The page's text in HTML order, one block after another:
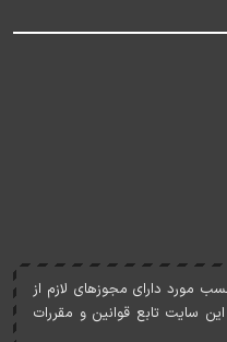
مورد دارای مجوزهای لازم از
سايت تابع قوانين و مقررات